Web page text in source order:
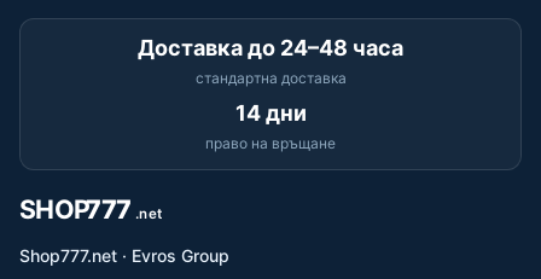
Доставка до 24–48 часа
стандартна доставка
14 дни
право на връщане
Shop777.net · Evros Group